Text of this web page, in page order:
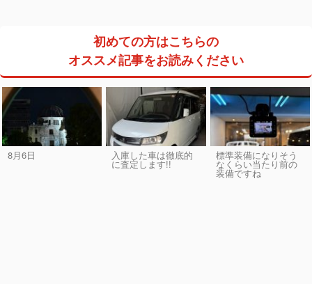
初めての方はこちらの
オススメ記事をお読みください
8月6日 入庫した車は徹底的
に査定します!!
標準装備になりそう
なくらい当たり前の
装備ですね